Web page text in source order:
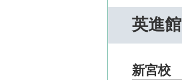
英進館
新宮校